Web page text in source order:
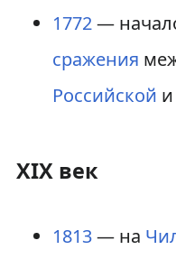
1772—
сражения
Российской и
XIX век
1813— на